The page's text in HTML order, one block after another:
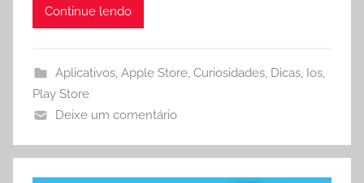
Continue lendo
Aplicativos, Apple Store, Curiosidades, Dicas, Ios,
Play Store
Deixe um comentário